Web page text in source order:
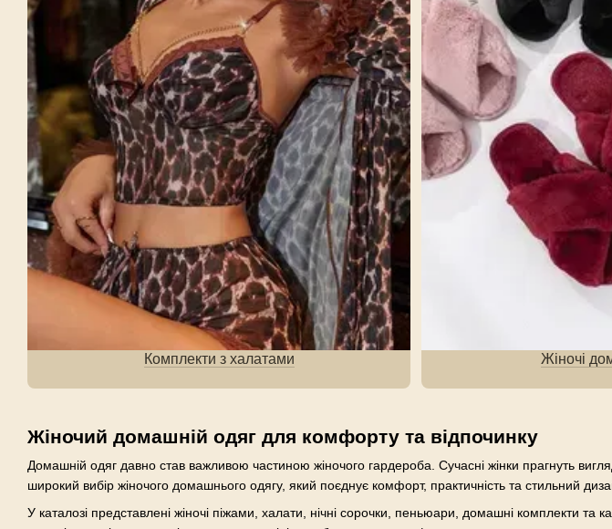
Жіночий домашній одяг для комфорту та відпочинку
Домашній одяг давно став важливою частиною жіночого гардероба. Сучасні жінки прагнуть
широкий вибір жіночого домашнього одягу, який поєднує комфорт, практичність та стильний
У каталозі представлені жіночі піжами, халати, нічні сорочки, пеньюари, домашні комплекти та
Комплекти з халатами Жіночі